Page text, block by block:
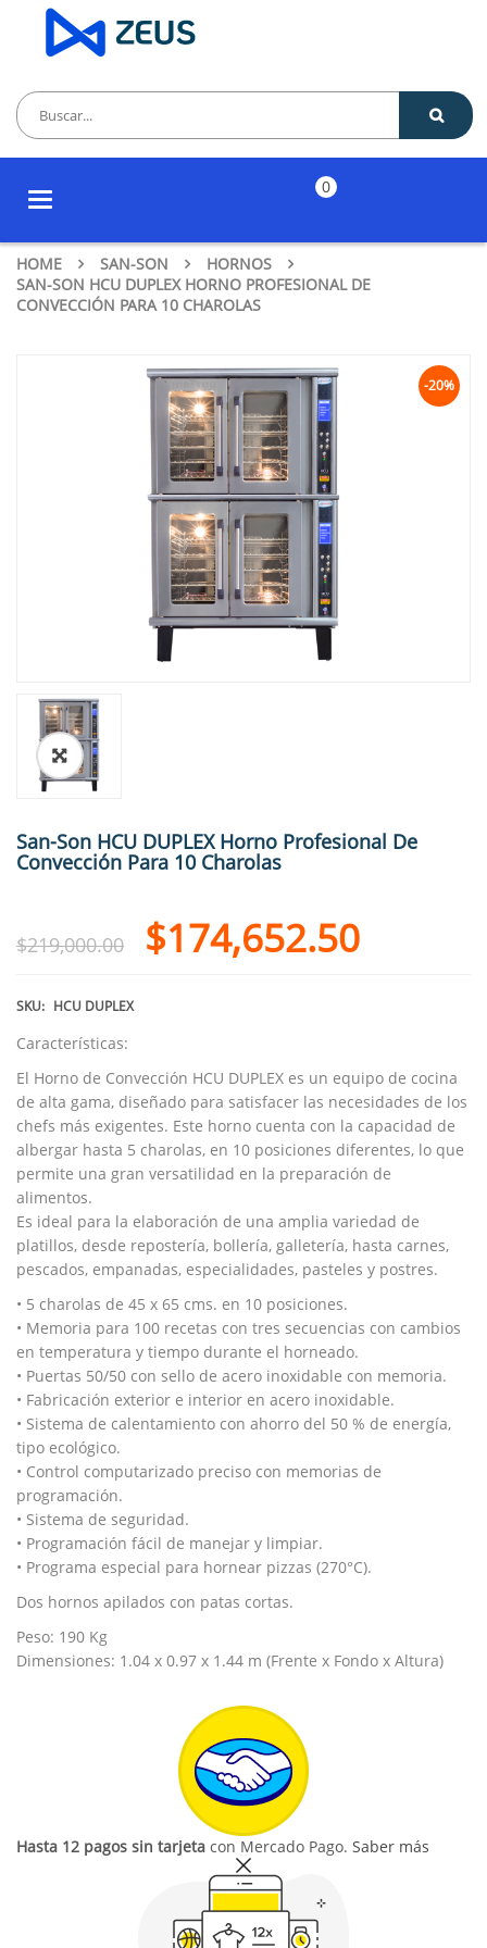
Toggle
0
HOME SAN-SON
HORNOS
SAN-SON HCU DUPLEX HORNO PROFESIONAL DE
CONVECCIÓN PARA 10 CHAROLAS
-20%
🔍
San-Son HCU DUPLEX Horno Profesional De
Convección Para 10 Charolas
$219,000.00 $174,652.50
SKU: HCU DUPLEX
Características:
El Horno de Convección HCU DUPLEX es un equipo de cocina
de alta gama, diseñado para satisfacer las necesidades de los
chefs más exigentes. Este horno cuenta con la capacidad de
albergar hasta 5 charolas, en 10 posiciones diferentes, lo que
permite una gran versatilidad en la preparación de
alimentos.
Es ideal para la elaboración de una amplia variedad de
platillos, desde repostería, bollería, galletería, hasta carnes,
pescados, empanadas, especialidades, pasteles y postres.
• 5 charolas de 45 x 65 cms. en 10 posiciones.
• Memoria para 100 recetas con tres secuencias con cambios
en temperatura y tiempo durante el horneado.
• Puertas 50/50 con sello de acero inoxidable con memoria.
• Fabricación exterior e interior en acero inoxidable.
• Sistema de calentamiento con ahorro del 50 % de energía,
tipo ecológico.
• Control computarizado preciso con memorias de
programación.
• Sistema de seguridad.
• Programación fácil de manejar y limpiar.
• Programa especial para hornear pizzas (270°C).
Dos hornos apilados con patas cortas.
Peso: 190 Kg
Dimensiones: 1.04 x 0.97 x 1.44 m (Frente x Fondo x Altura)
Hasta 12 pagos sin tarjeta con Mercado Pago. Saber más